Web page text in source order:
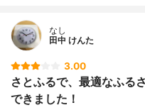
なし
田中 けんた
3.00
さとふるで、最適なふる
できました！